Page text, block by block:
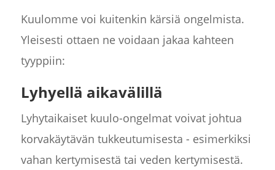
Kuulomme voi kuitenkin kärsiä ongelmista.
Yleisesti ottaen ne voidaan jakaa kahteen
tyyppiin:
Lyhyellä aikavälillä
Lyhytaikaiset kuulo-ongelmat voivat johtua
korvakäytävän tukkeutumisesta - esimerkiksi
vahan kertymisestä tai veden kertymisestä.